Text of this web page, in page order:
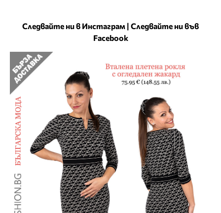
Следвайте ни в Инстаграм | Следвайте ни във
Facebook